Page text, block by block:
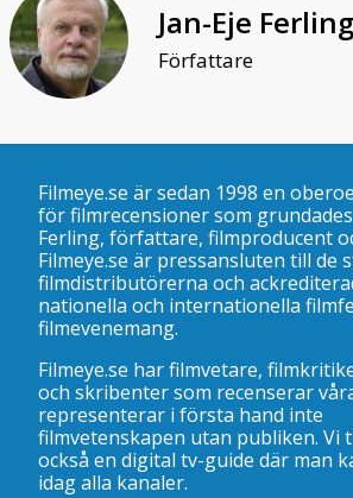
Jan-Eje Ferling
Författare
Filmeye.se är sedan 1998 en
för filmrecensioner som grundades
Ferling, författare, filmproducent
Filmeye.se är pressansluten till de
filmdistributörerna och
nationella och internationella
filmevenemang.
Filmeye.se har filmvetare,
och skribenter som recenserar
representerar i första hand inte
filmvetenskapen utan publiken. Vi
också en digital tv-guide där man
idag alla kanaler.